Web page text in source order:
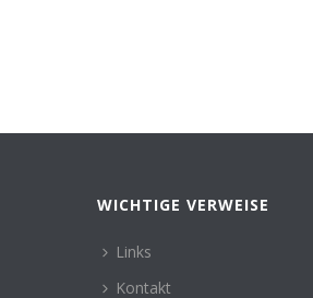
WICHTIGE VERWEISE
Links
Kontakt